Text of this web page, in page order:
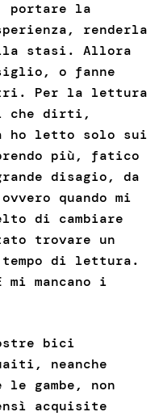
portare la
renderla
stasi. Allora
o fanne
Per la lettura
che dirti,
ho letto solo sui
più, fatico
disagio, da
quando mi
di cambiare
trovare un
tempo di lettura.
mancano i
bici
neanche
le gambe, non
acquisite